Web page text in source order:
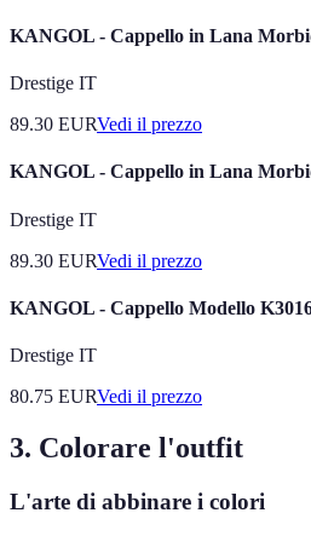
KANGOL - Cappello in Lana
Drestige IT
89.30 EURVedi il prezzo
KANGOL - Cappello in Lana
Drestige IT
89.30 EURVedi il prezzo
KANGOL - Cappello Modello
Drestige IT
80.75 EURVedi il prezzo
3. Colorare l'outfit
L'arte di abbinare i colori